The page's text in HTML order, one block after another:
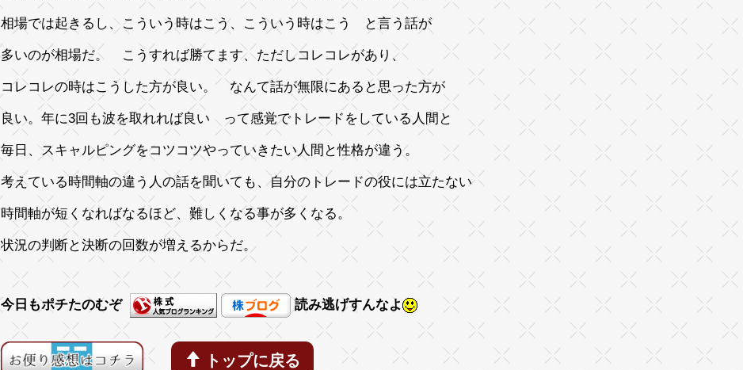
相場では起きるし、こういう時はこう、こういう時はこう と言う話が
多いのが相場だ。 こうすれば勝てます、ただしコレコレがあり、
コレコレの時はこうした方が良い。 なんて話が無限にあると思った方が
良い。年に3回も波を取れれば良い って感覚でトレードをしている人間と
毎日、スキャルピングをコツコツやっていきたい人間と性格が違う。
考えている時間軸の違う人の話を聞いても、自分のトレードの役には立たない
時間軸が短くなればなるほど、難しくなる事が多くなる。
状況の判断と決断の回数が増えるからだ。
今日もポチたのむぞ 読み逃げすんなよ
トップに戻る